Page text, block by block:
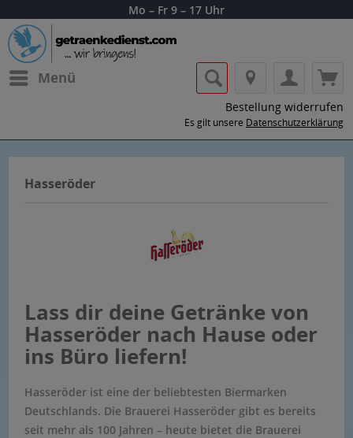
Mo – Fr 9 – 17 Uhr
Menü
Bestellung widerrufen
Es gilt unsere Datenschutzerklärung
Hasseröder
Lass dir deine Getränke von
Hasseröder nach Hause oder
ins Büro liefern!
Hasseröder ist eine der beliebtesten Biermarken
Deutschlands. Die Brauerei Hasseröder gibt es bereits
seit mehr als 100 Jahren – heute bietet die Brauerei